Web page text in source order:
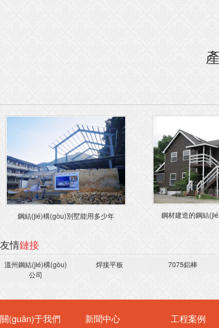
鋼結(jié)構(gòu)別墅能用多少年 鋼材建造的鋼結
友情鏈接
溫州鋼結(jié)構(gòu)
公司
焊接平板 7075鋁棒
關(guān)于我們 新聞中心 工程案例